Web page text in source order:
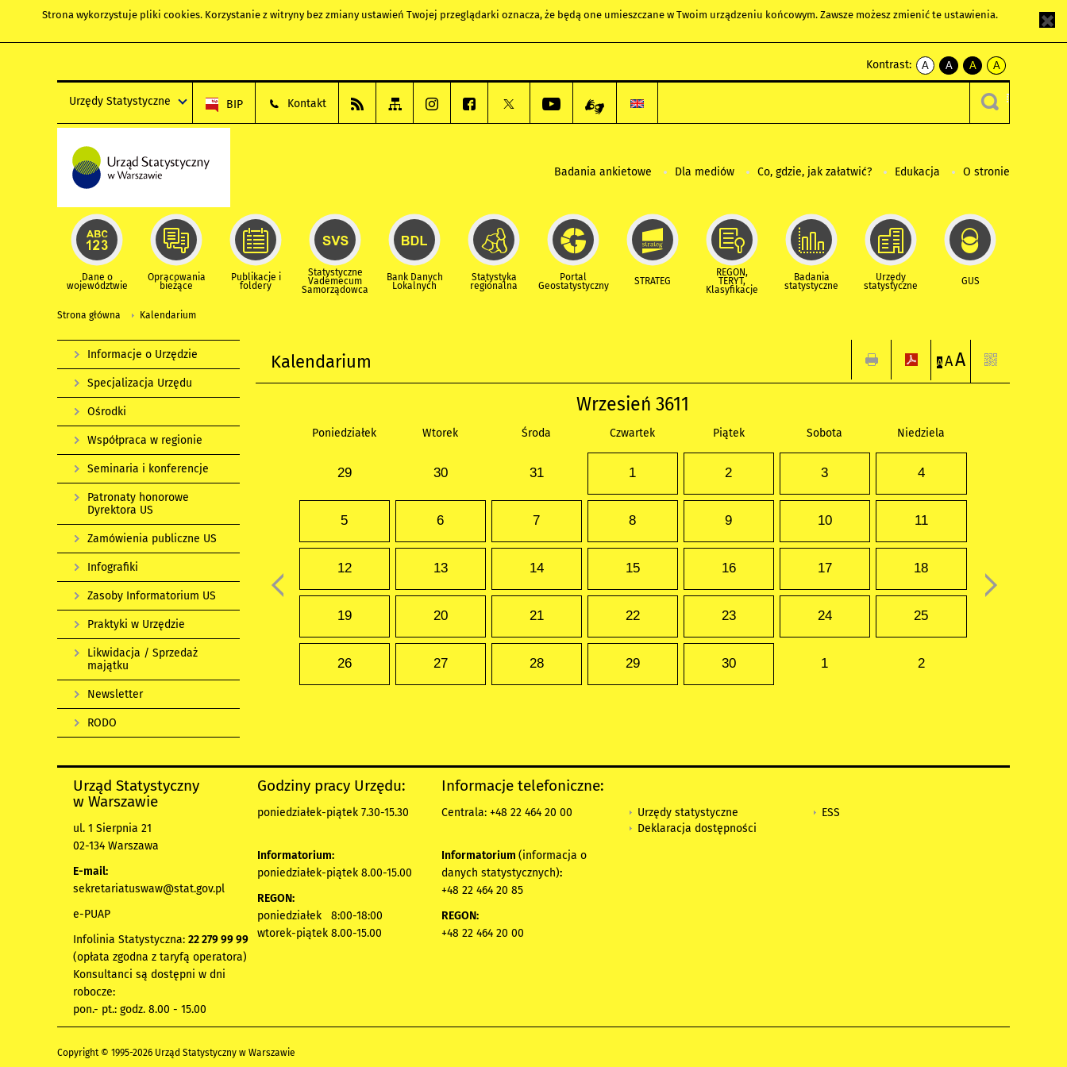
Strona wykorzystuje pliki cookies. Korzystanie z witryny bez zmiany ustawień Twojej przeglądarki oznacza, że będą one umieszczane w Twoim urządzeniu końcowym. Zawsze możesz zmienić te ustawienia.
Kontrast:
A
kontrast
A
kontrast
czarnym
A
kontrast
żółty
tekst
czarnym
A
kontrast
czarny
tekst
żółtym
Urzędy Statystyczne BIP Kontakt
Badania ankietowe Dla mediów Co, gdzie, jak załatwić? Edukacja O stronie
Dane o
województwie
Opracowania
bieżące
Publikacje i
foldery
Statystyczne
Vademecum
Samorządowca
Bank Danych
Lokalnych
Statystyka
regionalna
Portal
Geostatystyczny STRATEG
REGON,
TERYT,
Klasyfikacje
Badania
statystyczne
Urzędy
statystyczne GUS
Strona główna Kalendarium
Kalendarium A AA
Wrzesień 3611
Poniedziałek Wtorek Środa Czwartek Piątek Sobota Niedziela
29 30 31 1 2 3 4
5 6 7 8 9 10 11
12 13 14 15 16 17 18
19 20 21 22 23 24 25
26 27 28 29 30 1 2
Informacje o Urzędzie
Specjalizacja Urzędu
Ośrodki
Współpraca w regionie
Seminaria i konferencje
Patronaty honorowe
Dyrektora US
Zamówienia publiczne US
Infografiki
Zasoby Informatorium US
Praktyki w Urzędzie
Likwidacja / Sprzedaż
majątku
Newsletter
RODO
Urząd Statystyczny
w Warszawie
ul. 1 Sierpnia 21
02-134 Warszawa
E-mail:
sekretariatuswaw@stat.gov.pl
e-PUAP
Infolinia Statystyczna: 22 279 99 99
(opłata zgodna z taryfą operatora)
Konsultanci są dostępni w dni
robocze:
pon.- pt.: godz. 8.00 - 15.00
Godziny pracy Urzędu:
poniedziałek-piątek 7.30-15.30
Informatorium:
poniedziałek-piątek 8.00-15.00
REGON:
poniedziałek 8:00-18:00
wtorek-piątek 8.00-15.00
Informacje telefoniczne:
Centrala: +48 22 464 20 00
Informatorium (informacja o
danych statystycznych):
+48 22 464 20 85
REGON:
+48 22 464 20 00
Urzędy statystyczne
Deklaracja dostępności
ESS
Copyright © 1995-2026 Urząd Statystyczny w Warszawie